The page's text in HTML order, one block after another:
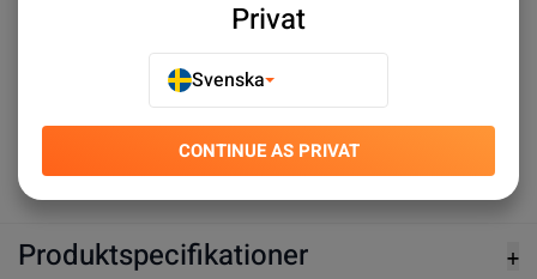
iPhone 6S Plus Strömmed
iPhone 6S Plus
Volymknappar Flexkabel
SEK 19.00
Produktspecifikationer
Privat
Svenska
CONTINUE AS PRIVAT